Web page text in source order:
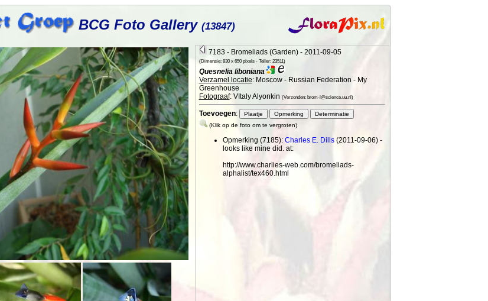
BCG Foto Gallery (13847)
7183 - Bromeliads (Garden) - 2011-09-05
(Dimensie: 830 x 650 pixels - Teller: 23511)
Quesnelia liboniana
Verzamel locatie: Moscow - Russian Federation - My
Greenhouse
Fotograaf: VItaly Alyonkin (Verzonden: brom-l@science.uu.nl)
Toevoegen:
(Klik op de foto om te vergroten)
Opmerking (7185): Charles E. Dills(2011-09-06) -
looks like mine did. at:
http://www.charlies-web.com/bromeliads-
alphalist/tex460.html